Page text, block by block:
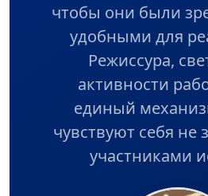
чтобы они были
удобными для
Режиссура,
активности
единый
чувствуют себя не
участниками